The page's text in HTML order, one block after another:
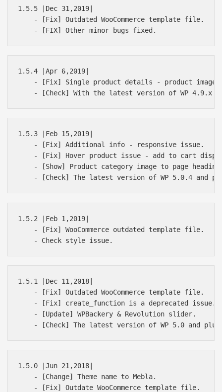
1.5.5 |Dec 31,2019|
    - [Fix] Outdated WooCommerce template file.
1.5.4 |Apr 6,2019|
- [Fix] Single product details - product image
1.5.3 |Feb 15,2019|
    - [Fix] Additional info - responsive issue.
- [Fix] Hover product issue - add to cart
- [Show] Product category image to page
1.5.2 |Feb 1,2019|
    - [Fix] WooCommerce outdated template file.
1.5.1 |Dec 11,2018|
    - [Fix] Outdated WooCommerce template file.
    - [Fix] create_function is a deprecated issue.
    - [Update] WPBackery & Revolution slider.
1.5.0 |Jun 21,2018|
    - [Change] Theme name to Mebla.
    - [Fix] Outdate WooCommerce template file.